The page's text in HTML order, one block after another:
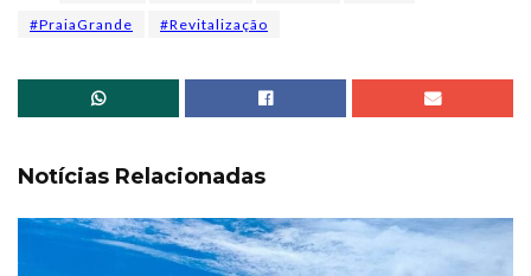
#PraiaGrande
#Revitalização
Notícias Relacionadas